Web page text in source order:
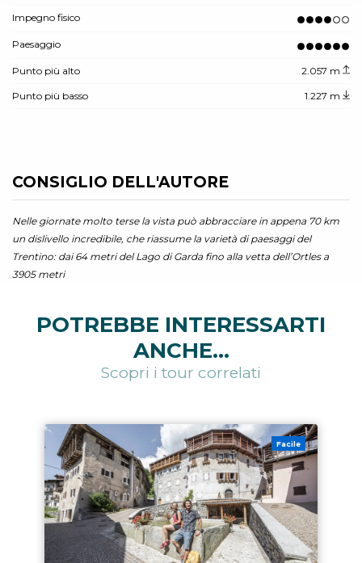
Impegno fisico
Paesaggio
Punto più alto 2.057 m
Punto più basso 1.227 m
CONSIGLIO DELL'AUTORE
Nelle giornate molto terse la vista può abbracciare in appena 70 km
un dislivello incredibile, che riassume la varietà di paesaggi del
Trentino: dai 64 metri del Lago di Garda fino alla vetta dell’Ortles a
3905 metri
POTREBBE INTERESSARTI
ANCHE...
Scopri i tour correlati
Facile